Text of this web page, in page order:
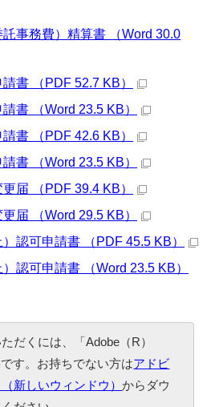
事務費）精算書 （Word 30.0
書 （PDF 52.7 KB）
書 （Word 23.5 KB）
書 （PDF 42.6 KB）
書 （Word 23.5 KB）
届 （PDF 39.4 KB）
届 （Word 29.5 KB）
認可申請書 （PDF 45.5 KB）
認可申請書 （Word 23.5 KB）
だくには、「Adobe（R）
す。お持ちでない方はアドビ
新しいウィンドウ）からダウ